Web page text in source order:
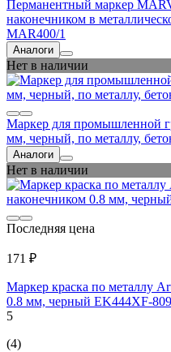
Перманентный маркер
наконечником в
MAR400/1
Аналоги
Нет в наличии
Маркер для промышленной
мм, черный, по металлу,
Аналоги
Нет в наличии
Последняя цена
171 ₽
Маркер краска по металлу
0.8 мм, черный EK444XF-809
5
(4)